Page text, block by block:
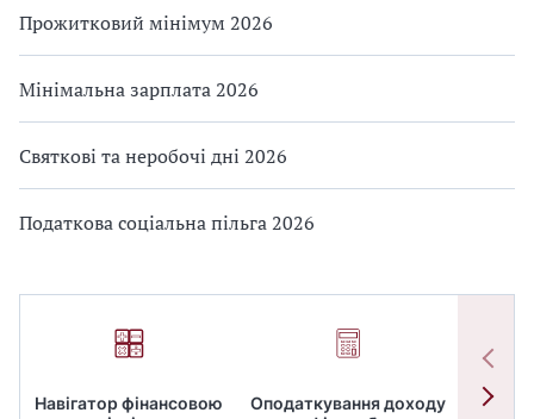
Прожитковий мінімум 2026
Мінімальна зарплата 2026
Святкові та неробочі дні 2026
Податкова соціальна пільга 2026
Навігатор фінансовою
Оподаткування доходу